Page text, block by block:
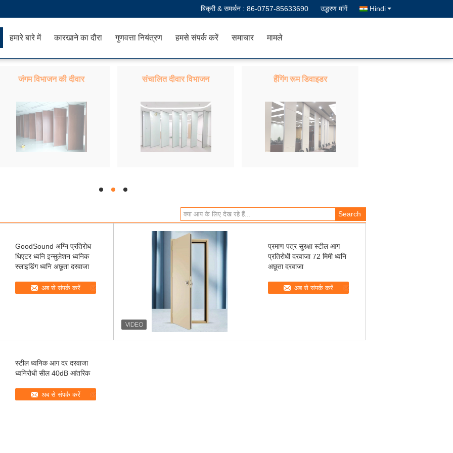
बिक्री & समर्थन : 86-0757-85633690 उद्धरण मांगें Hindi
हमारे बारे में कारखाने का दौरा गुणवत्ता नियंत्रण हमसे संपर्क करें समाचार मामले
जंगम विभाजन की दीवार संचालित दीवार विभाजन हैंगिंग रूम डिवाइडर
hd hd hd
GoodSound अग्नि प्रतिरोध
थिएटर ध्वनि इन्सुलेशन ध्वनिक
स्लाइडिंग ध्वनि अछूता दरवाजा
अब से संपर्क करें
प्रमाण पत्र सुरक्षा स्टील आग
प्रतिरोधी दरवाजा 72 मिमी ध्वनि
अछूता दरवाजा
अब से संपर्क करें
स्टील ध्वनिक आग दर दरवाजा
ध्वनिरोधी सील 40dB आंतरिक
अब से संपर्क करें